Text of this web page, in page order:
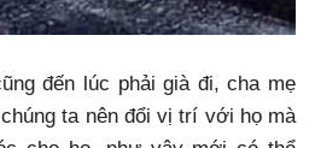
đến lúc phải già đi, cha mẹ
ta nên đổi vị trí với họ mà